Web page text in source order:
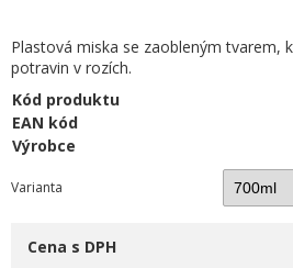
Plastová miska se zaobleným tvarem,
potravin v rozích.
Kód produktu
EAN kód
Výrobce
Varianta
Cena s DPH